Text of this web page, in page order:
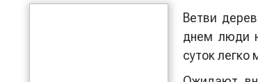
Ветви
днем люди
суток легко